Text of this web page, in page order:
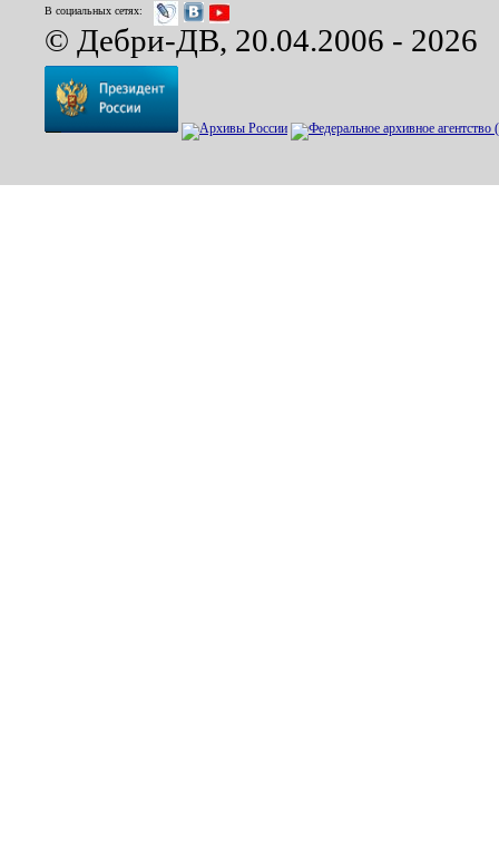
В социальных сетях:
© Дебри-ДВ, 20.04.2006 - 2026